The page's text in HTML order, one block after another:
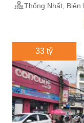
Thống Nhất, Biên
33 tỷ